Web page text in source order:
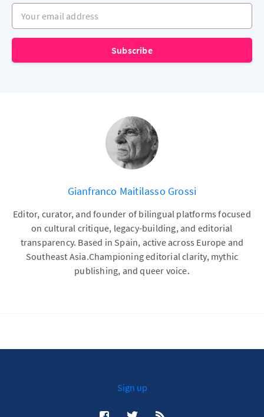
Your email address
Subscribe
Gianfranco Maitilasso Grossi
Editor, curator, and founder of bilingual platforms focused
on cultural critique, legacy-building, and editorial
transparency. Based in Spain, active across Europe and
Southeast Asia.Championing editorial clarity, mythic
publishing, and queer voice.
Sign up